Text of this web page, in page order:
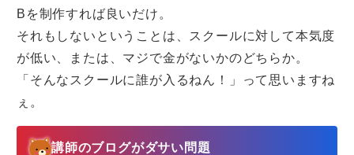
Bを制作すれば良いだけ。
それもしないということは、スクールに対して本気度
が低い、または、マジで金がないかのどちらか。
「そんなスクールに誰が入るねん！」って思いますね
ぇ。
講師のブログがダサい問題